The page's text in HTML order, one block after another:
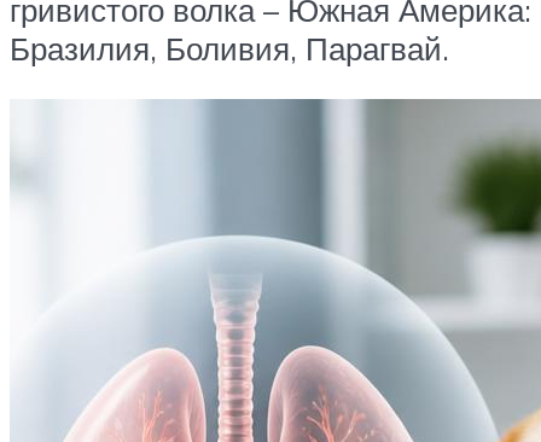
гривистого волка – Южная Америка:
Бразилия, Боливия, Парагвай.